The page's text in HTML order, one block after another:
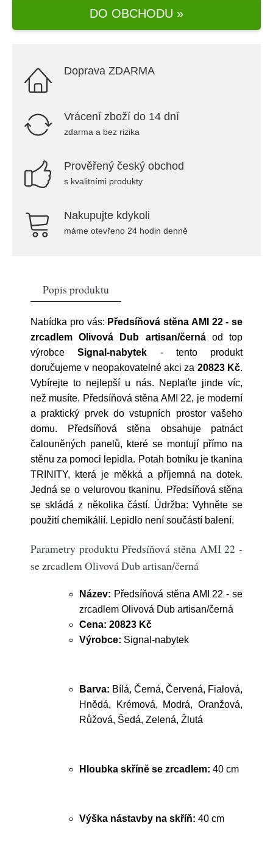
DO OBCHODU »
Doprava ZDARMA
Vrácení zboží do 14 dní
zdarma a bez rizika
Prověřený český obchod
s kvalitními produkty
Nakupujte kdykoli
máme otevřeno 24 hodin denně
Popis produktu
Nabídka pro vás: Předsíňová stěna AMI 22 - se
zrcadlem Olivová Dub artisan/černáod top
výrobceSignal-nabytek - tento produkt
doručujeme v neopakovatelné akci za 20823 Kč.
Vybírejte to nejlepší u nás. Neplaťte jinde víc,
než musíte. Předsíňová stěna AMI 22, je moderní
a praktický prvek do vstupních prostor vašeho
domu. Předsíňová stěna obsahuje patnáct
čalouněných panelů, které se montují přímo na
stěnu za pomoci lepidla. Potah botníku je tkanina
TRINITY, která je měkká a příjemná na dotek.
Jedná se o velurovou tkaninu. Předsíňová stěna
se skládá z několika částí. Údržba: Vyhněte se
použití chemikálií. Lepidlo není součástí balení.
Parametry produktu Předsíňová stěna AMI 22 -
se zrcadlem Olivová Dub artisan/černá
Název: Předsíňová stěna AMI 22 - se
zrcadlem Olivová Dub artisan/černá
Cena: 20823 Kč
Výrobce: Signal-nabytek
Barva: Bílá, Černá, Červená, Fialová,
Hnědá, Krémová, Modrá, Oranžová,
Růžová, Šedá, Zelená, Žlutá
Hloubka skříně se zrcadlem: 40 cm
Výška nástavby na skříň: 40 cm